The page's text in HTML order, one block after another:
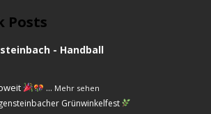
Posts
- Handball
Grünwinkelfest
... Mehr sehen